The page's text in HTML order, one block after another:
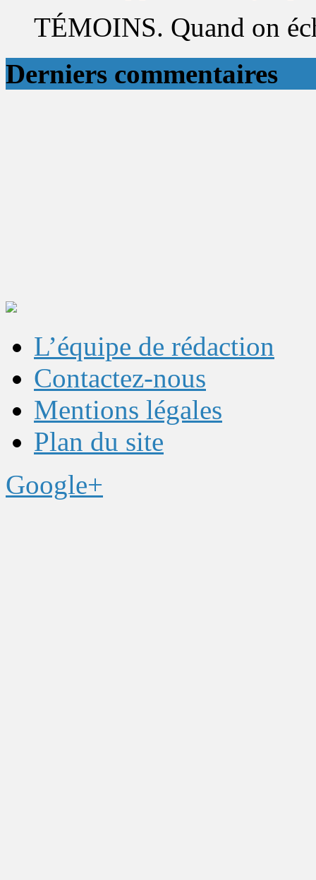
TÉMOINS. Quand on
Derniers commentaires
L’équipe de rédaction
Contactez-nous
Mentions légales
Plan du site
Google+